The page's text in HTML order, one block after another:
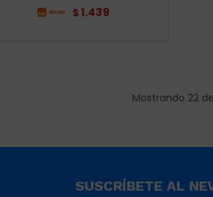
$ 1.439
Mostrando 22de
SUSCRÍBETE AL